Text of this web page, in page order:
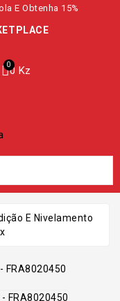
E Obtenha 15%
0 Kz
E Nivelamento